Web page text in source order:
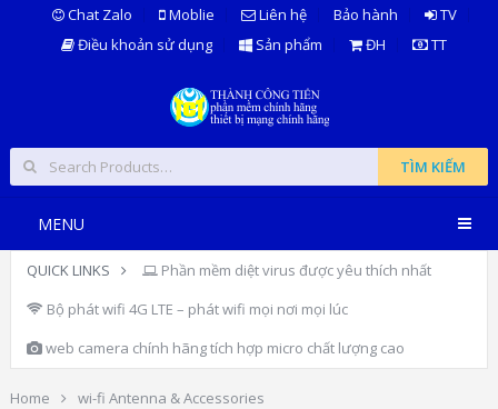
Chat Zalo Moblie Liên hệ Bảo hành
TV
Điều khoản sử dụng
Sản phẩm ĐH TT
TÌM KIẾM
MENU
QUICK LINKS
Phần mềm diệt virus được yêu thích nhất
Bộ phát wifi 4G LTE – phát wifi mọi nơi mọi lúc
web camera chính hãng tích hợp micro chất lượng cao
Home wi-fi Antenna & Accessories